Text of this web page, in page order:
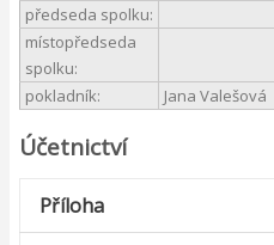
předseda spolku:
místopředseda
spolku:
pokladník:
Jana Valešová
Účetnictví
Příloha